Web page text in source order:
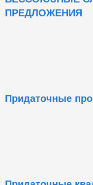
ПРЕДЛОЖЕНИЯ
Придаточные